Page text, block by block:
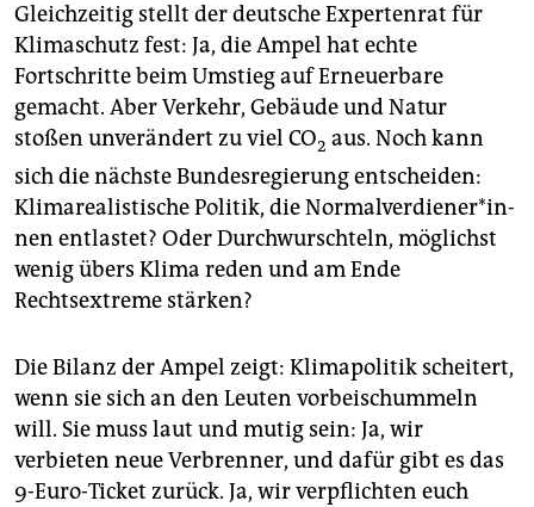
Gleichzeitig stellt der deutsche Expertenrat für
Klimaschutz fest: Ja, die Ampel hat echte
Fortschritte beim Umstieg auf Erneuerbare
gemacht. Aber Verkehr, Gebäude und Natur
stoßen unverändert zu viel CO2 aus. Noch kann
sich die nächste Bundesregierung entscheiden:
Klimarealistische Politik, die Nor­mal­ver­die­ne­r*in­
nen entlastet? Oder Durchwurschteln, möglichst
wenig übers Klima reden und am Ende
Rechtsextreme stärken?
Die Bilanz der Ampel zeigt: Klimapolitik scheitert,
wenn sie sich an den Leuten vorbeischummeln
will. Sie muss laut und mutig sein: Ja, wir
verbieten neue Verbrenner, und dafür gibt es das
9-Euro-Ticket zurück. Ja, wir verpflichten euch